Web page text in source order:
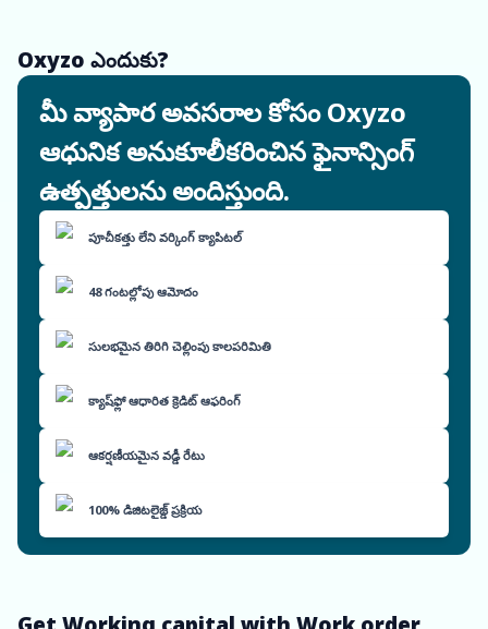
Oxyzo ఎందుకు?
మీ వ్యాపార అవసరాల కోసం Oxyzo
ఆధునిక అనుకూలీకరించిన ఫైనాన్సింగ్
ఉత్పత్తులను అందిస్తుంది.
పూచీకత్తు లేని వర్కింగ్ క్యాపిటల్
48 గంటల్లోపు ఆమోదం
సులభమైన తిరిగి చెల్లింపు కాలపరిమితి
క్యాష్‌ఫ్లో ఆధారిత క్రెడిట్ ఆఫరింగ్
ఆకర్షణీయమైన వడ్డీ రేటు
100% డిజిటలైజ్డ్ ప్రక్రియ